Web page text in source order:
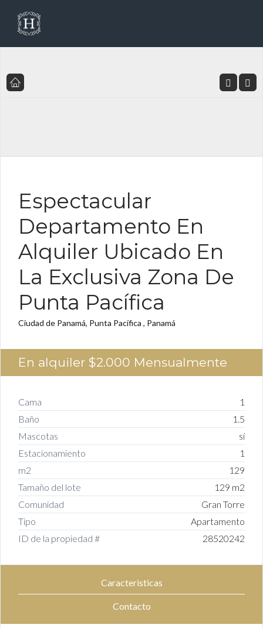
En La Exclusiva Zona De Punta Pacífica
Espectacular
Departamento En
Alquiler Ubicado En
La Exclusiva Zona De
Punta Pacífica
Ciudad de Panamá, Punta Pacífica , Panamá
En alquiler $2.000 Mensualmente
Cama
1
Baño
1.5
Mascotas
sí
Estacionamiento
1
m2
129
Tamaño del lote
129 m2
Comunidad
Gran Torre
Tipo
Apartamento
ID de la propiedad #
28520242
Caracteristicas
Contacto